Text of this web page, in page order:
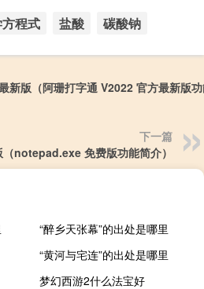
程式 盐酸 碳酸钠
新版（阿珊打字通 V2022 官方最新版
下一篇
notepad.exe 免费版功能简介）
“醉乡天张幕”的出处是哪里
“黄河与宅连”的出处是哪里
梦幻西游2什么法宝好